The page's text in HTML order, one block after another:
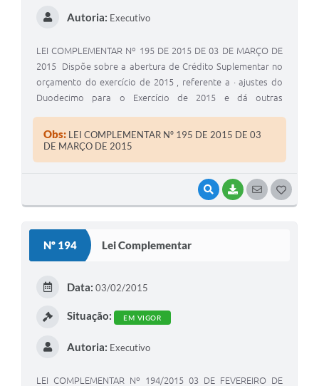
VISUALIZAR
BAIXARSEGUIR
Autoria: Executivo
LEI COMPLEMENTAR Nº 195 DE 2015 DE 03 DE MARÇO DE
2015 Dispõe sobre a abertura de Crédito Suplementar no
orçamento do exercício de 2015 , referente a · ajustes do
Duodecimo para o Exercício de 2015 e dá outras
Municipal de Coronel Macedo Estado de São Paulo ,
usando de suas atribuições legais
Obs: LEI COMPLEMENTAR Nº 195 DE 2015 DE 03
DE MARÇO DE 2015
Nº 194 Lei Complementar
Data: 03/02/2015
Situação: EM VIGOR
Autoria: Executivo
LEI COMPLEMENTAR Nº 194/2015 03 DE FEVEREIRO DE